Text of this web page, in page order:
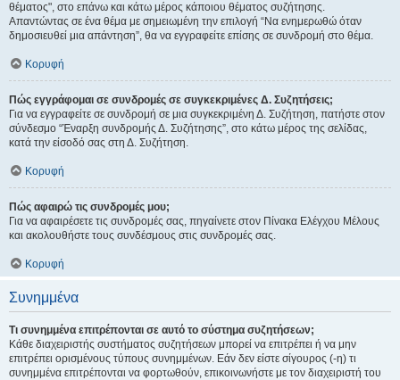
θέματος", στο επάνω και κάτω μέρος κάποιου θέματος συζήτησης.
Απαντώντας σε ένα θέμα με σημειωμένη την επιλογή “Να ενημερωθώ όταν
δημοσιευθεί μια απάντηση”, θα να εγγραφείτε επίσης σε συνδρομή στο θέμα.
Κορυφή
Πώς εγγράφομαι σε συνδρομές σε συγκεκριμένες Δ. Συζητήσεις;
Για να εγγραφείτε σε συνδρομή σε μια συγκεκριμένη Δ. Συζήτηση, πατήστε στον
σύνδεσμο “Έναρξη συνδρομής Δ. Συζήτησης”, στο κάτω μέρος της σελίδας,
κατά την είσοδό σας στη Δ. Συζήτηση.
Κορυφή
Πώς αφαιρώ τις συνδρομές μου;
Για να αφαιρέσετε τις συνδρομές σας, πηγαίνετε στον Πίνακα Ελέγχου Μέλους
και ακολουθήστε τους συνδέσμους στις συνδρομές σας.
Κορυφή
Συνημμένα
Τι συνημμένα επιτρέπονται σε αυτό το σύστημα συζητήσεων;
Κάθε διαχειριστής συστήματος συζητήσεων μπορεί να επιτρέπει ή να μην
επιτρέπει ορισμένους τύπους συνημμένων. Εάν δεν είστε σίγουρος (-η) τι
συνημμένα επιτρέπονται να φορτωθούν, επικοινωνήστε με τον διαχειριστή του